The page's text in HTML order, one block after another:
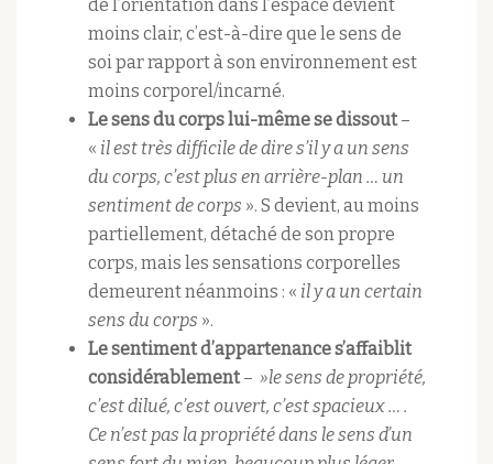
de l’orientation dans l’espace devient
moins clair, c’est-à-dire que le sens de
soi par rapport à son environnement est
moins corporel/incarné.
Le sens du corps lui-même se dissout–
« il est très difficile de dire s’il y a un sens
du corps, c’est plus en arrière-plan … un
sentiment de corps ». S devient, au moins
partiellement, détaché de son propre
corps, mais les sensations corporelles
demeurent néanmoins : « il y a un certain
sens du corps ».
Le sentiment d’appartenance s’affaiblit
considérablement– ​​ »le sens de propriété,
c’est dilué, c’est ouvert, c’est spacieux … .
Ce n’est pas la propriété dans le sens d’un